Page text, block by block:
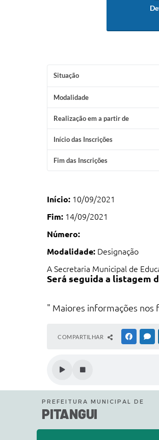
Situação
Modalidade
Realização em a partir de
Início das Inscrições
Fim das Inscrições
Início: 10/09/2021
Fim: 14/09/2021
Número:
Modalidade: Designação
A Secretaria Municipal de
Será seguida a listagem
" Maiores informações nos
COMPARTILHAR
PREFEITURA MUNICIPAL DE
PITANGUI